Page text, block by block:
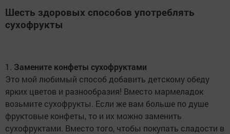
Шесть здоровых способов употреблять
сухофрукты
1. Замените конфеты сухофруктами
Это мой любимый способ добавить детскому обеду
ярких цветов и разнообразия! Вместо мармеладок
возьмите сухофрукты. Если же вам больше по душе
фруктовые конфеты, то и их можно заменить
сухофруктами. Вместо того, чтобы покупать сладости в